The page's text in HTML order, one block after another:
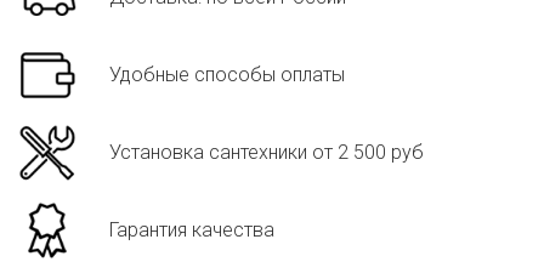
Удобные способы оплаты
Установка сантехники от 2 500 руб
Гарантия качества